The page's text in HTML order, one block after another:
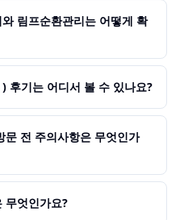
림프순환관리는 어떻게 확
후기는 어디서 볼 수 있나요?
문 전 주의사항은 무엇인가
무엇인가요?